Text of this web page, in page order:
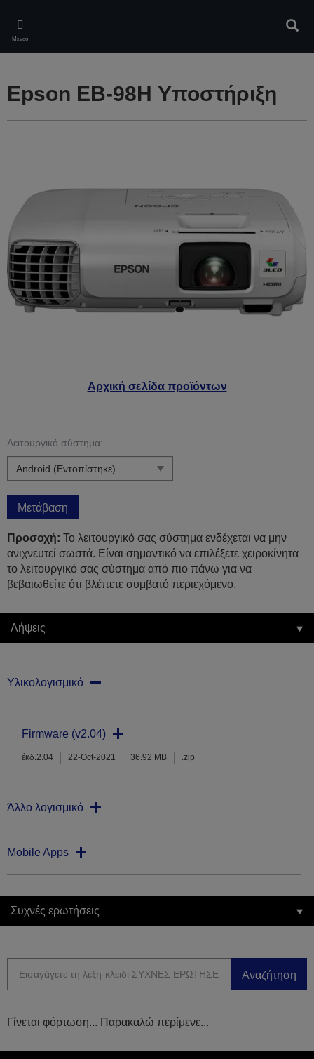
main
content
Μενού
Αρχική σελίδα προϊόντων
Epson EB-98H Υποστήριξη
Λειτουργικό σύστημα:
Μετάβαση
Προσοχή: Το λειτουργικό σας σύστημα ενδέχεται να μην
ανιχνευτεί σωστά. Είναι σημαντικό να επιλέξετε χειροκίνητα
το λειτουργικό σας σύστημα από πιο πάνω για να
βεβαιωθείτε ότι βλέπετε συμβατό περιεχόμενο.
Λήψεις
Υλικολογισμικό
Firmware (v2.04)
έκδ.2.04 22-Oct-2021 36.92 MB .zip
Άλλο λογισμικό
Mobile Apps
Συχνές ερωτήσεις
Αναζήτηση
Γίνεται φόρτωση... Παρακαλώ περίμενε...